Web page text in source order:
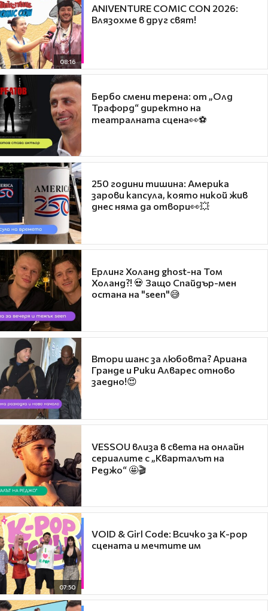
08:16
ANIVENTURE COMIC CON 2026:
Влязохме в друг свят!
Бербо смени терена: от „Олд
Трафорд“ директно на
театралната сцена👀⚽
250 години тишина: Америка
зарови капсула, която никой жив
днес няма да отвори👀💥
Ерлинг Холанд ghost-на Том
Холанд?! 💀 Защо Спайдър-мен
остана на "seen"😅
Втори шанс за любовта? Ариана
Гранде и Рики Алварес отново
заедно!😍
VESSOU влиза в света на онлайн
сериалите с „Кварталът на
Реджо“ 🤩🎬
07:50
VOID & Girl Code: Всичко за K-pop
сцената и мечтите им